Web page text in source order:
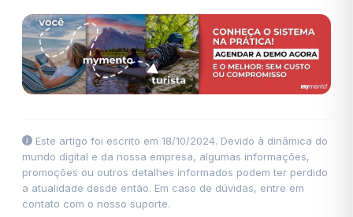
Este artigo foi escrito em 18/10/2024. Devido à dinâmica do
mundo digital e da nossa empresa, algumas informações,
promoções ou outros detalhes informados podem ter perdido
a atualidade desde então. Em caso de dúvidas, entre em
contato com o nosso suporte.